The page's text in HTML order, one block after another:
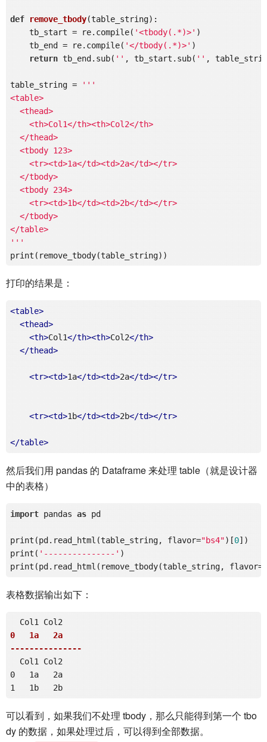
def remove_tbody(table_string) :
    tb_start = re.compile(
'<tbody(.*)>' )
    tb_end = re.compile(
'</tbody(.*)>' )
return tb_end.sub( '' , tb_start.sub( '' ,
table_string =
'''
<table>
  <thead>
    <th>Col1</th><th>Col2</th>
  </thead>
  <tbody 123>
    <tr><td>1a</td><td>2a</td></tr>
  </tbody>
  <tbody 234>
    <tr><td>1b</td><td>2b</td></tr>
  </tbody>
</table>
'''
打印的结果是：
<table>
<thead>
<th>Col1</th><th>Col2</th>
</thead>
<tr><td>1a</td><td>2a</td></tr>
<tr><td>1b</td><td>2b</td></tr>
</table>
然后我们用 pandas 的 Dataframe 来处理 table（就是设计器
中的表格）
import pandas as pd
print(pd.read_html(table_string, flavor="bs4")[0])
print( '---------------' )
print(pd.read_html(remove_tbody(table_string, flavor=
表格数据输出如下：
  Col1 Col2
0   1a   2a
---------------
  Col1 Col2
0   1a   2a
1   1b   2b
可以看到，如果我们不处理 tbody，那么只能得到第一个 tbo
dy 的数据，如果处理过后，可以得到全部数据。